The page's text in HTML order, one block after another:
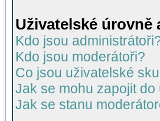
Uživatelské úrovně
Kdo jsou
Kdo jsou moderátoři?
Co jsou uživatelské
Jak se mohu zapojit
Jak se stanu